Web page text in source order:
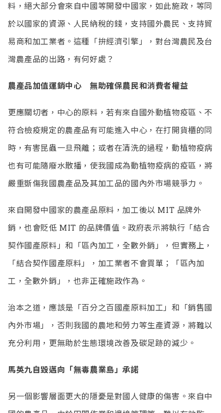
料，絕大部分會來自中國等開發中國家，如此施政，等同
於以國家的資源、人民納稅的錢，支持國外農民、支持貿
易商和加工業者。這種「拚經濟引擎」，對台灣農民及台
灣農產品的出路，有何好處？
農產品加值運銷中心 無助確保農民和消費者權益
更應關切者，中心的原料，若有來自國外動植物疫區、不
符合檢疫規定的農產品有可能進入中心，在打開貨櫃的同
時，有害昆蟲一旦飛離；或者在清洗的過程，動植物疫病
也有可能隨廢水散播，使我國成為動植物疫病的疫區，將
嚴重斲傷我國農產品及其加工品的國內外市場競爭力。
來自開發中國家的農產品原料，加工後以 MIT 品牌外
銷，也會貶低 MIT 的品牌價值。政府表示將執行「結合
契作國產原料」和「區內加工，全數外銷」，但實務上，
「結合契作國產原料」，加工業者不會買單；「區內加
工，全數外銷」，也非正確施政作為。
治本之道，應該是「百分之百國產原料加工」和「銷售國
內外市場」，否則我國的農地和勞力等生產資源，將難以
充分利用，更無助於生態環境改善及碳足跡的減少。
馬英九自毀邁向「無毒農業島」承諾
另一個影響層面更大的隱憂是對國人健康的傷害。來自中